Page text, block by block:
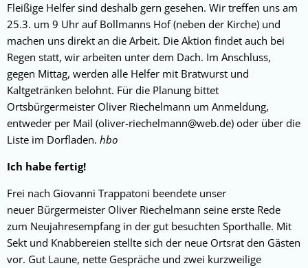
Fleißige Helfer sind deshalb gern gesehen. Wir treffen uns am
25.3. um 9 Uhr auf Bollmanns Hof (neben der Kirche) und
machen uns direkt an die Arbeit. Die Aktion findet auch bei
Regen statt, wir arbeiten unter dem Dach. Im Anschluss,
gegen Mittag, werden alle Helfer mit Bratwurst und
Kaltgetränken belohnt. Für die Planung bittet
Ortsbürgermeister Oliver Riechelmann um Anmeldung,
entweder per Mail (oliver-riechelmann@web.de) oder über die
Liste im Dorfladen. hbo
Ich habe fertig!
Frei nach Giovanni Trappatoni beendete unser
neuer Bürgermeister Oliver Riechelmann seine erste Rede
zum Neujahresempfang in der gut besuchten Sporthalle. Mit
Sekt und Knabbereien stellte sich der neue Ortsrat den Gästen
vor. Gut Laune, nette Gespräche und zwei kurzweilige